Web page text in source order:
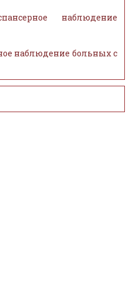
наблюдение
наблюдение больных с